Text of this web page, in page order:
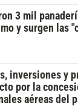
3 mil
y surgen las
inversiones y
por la
aéreas del